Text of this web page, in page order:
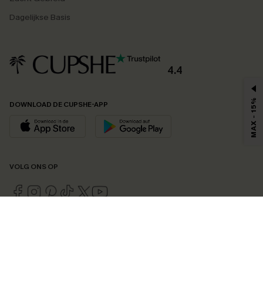
Dagelijkse Basis
4.4
DOWNLOAD DE CUPSHE-APP
VOLG ONS OP
MAX - 15%